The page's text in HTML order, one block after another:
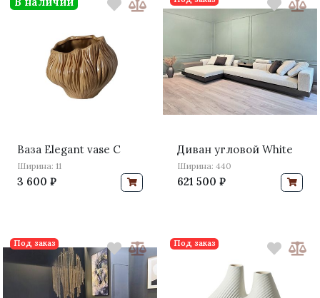
Ваза Elegant vase C
Ширина: 11
3 600 ₽
Диван угловой White
Ширина: 440
621 500 ₽
Под заказ Под заказ